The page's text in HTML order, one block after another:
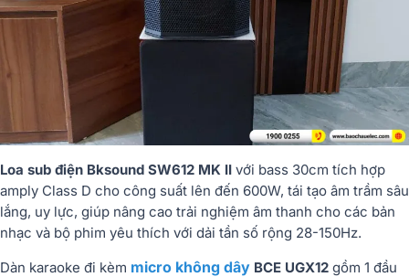
Loa sub điện Bksound SW612 MK II với bass 30cm tích hợp
amply Class D cho công suất lên đến 600W, tái tạo âm trầm sâu
lắng, uy lực, giúp nâng cao trải nghiệm âm thanh cho các bản
nhạc và bộ phim yêu thích với dải tần số rộng 28-150Hz.
Dàn karaoke đi kèm micro không dây BCE UGX12 gồm 1 đầu